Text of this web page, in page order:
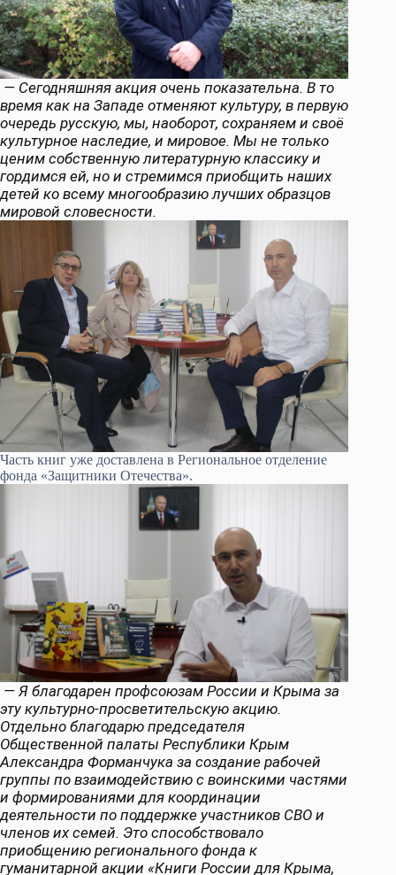
— Сегодняшняя акция очень показательна. В то
время как на Западе отменяют культуру, в первую
очередь русскую, мы, наоборот, сохраняем и своё
культурное наследие, и мировое. Мы не только
ценим собственную литературную классику и
гордимся ей, но и стремимся приобщить наших
детей ко всему многообразию лучших образцов
мировой словесности.
Часть книг уже доставлена в Региональное отделение
фонда «Защитники Отечества».
— Я благодарен профсоюзам России и Крыма за
эту культурно-просветительскую акцию.
Отдельно благодарю председателя
Общественной палаты Республики Крым
Александра Форманчука за создание рабочей
группы по взаимодействию с воинскими частями
и формированиями для координации
деятельности по поддержке участников СВО и
членов их семей. Это способствовало
приобщению регионального фонда к
гуманитарной акции «Книги России для Крыма,